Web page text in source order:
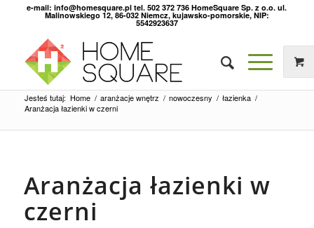
e-mail: info@homesquare.pl tel. 502 372 736 HomeSquare Sp. z o.o. ul.
Malinowskiego 12, 86-032 Niemcz, kujawsko-pomorskie, NIP:
5542923637
Jesteś tutaj: Home / aranżacje wnętrz / nowoczesny / łazienka /
Aranżacja łazienki w czerni
Aranżacja łazienki w
czerni